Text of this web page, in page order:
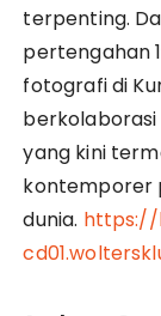
terpenting.
pertengahan
fotografi di
yang kini
kontemporer
dunia. https://